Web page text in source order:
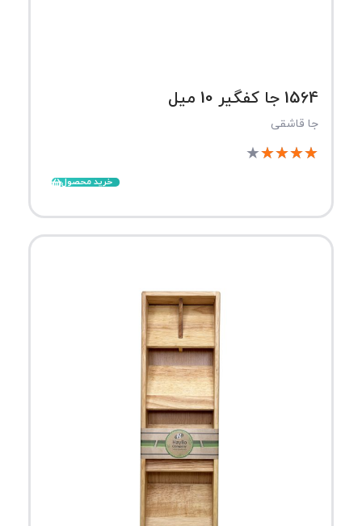
1564 جا کفگیر 10 میل
جا قاشقی
★
★
★
★
★
خرید محصول